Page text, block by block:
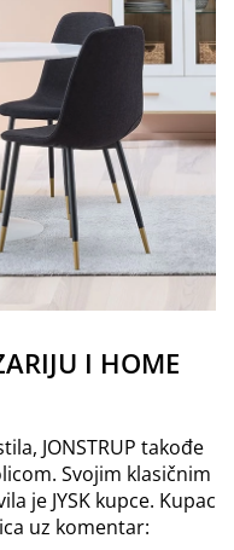
I HOME
JONSTRUP takođe
Svojim klasičnim
je JYSK kupce. Kupac
uz komentar: